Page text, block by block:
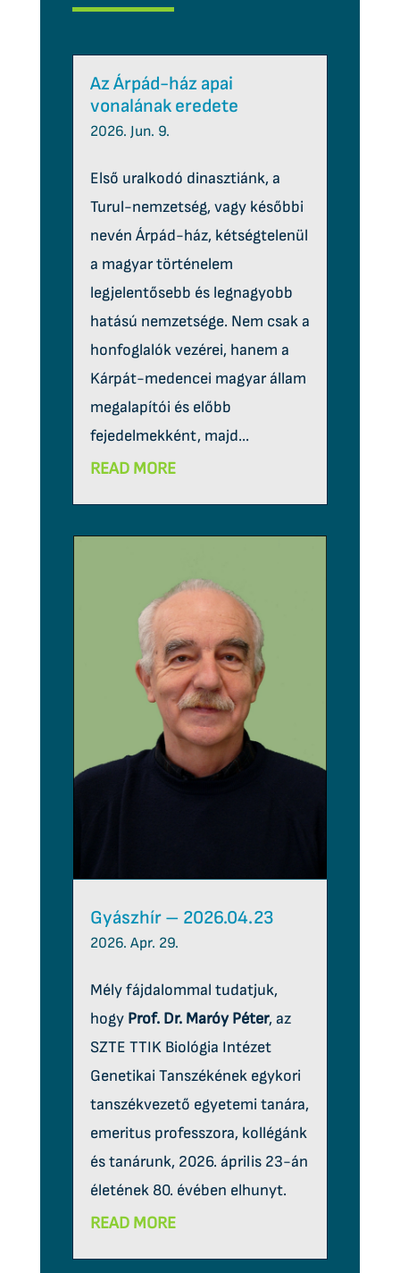
Az Árpád-ház apai
vonalának eredete
2026. Jun. 9.
Első uralkodó dinasztiánk, a
Turul-nemzetség, vagy későbbi
nevén Árpád-ház, kétségtelenül
a magyar történelem
legjelentősebb és legnagyobb
hatású nemzetsége. Nem csak a
honfoglalók vezérei, hanem a
Kárpát-medencei magyar állam
megalapítói és előbb
fejedelmekként, majd...
READ MORE
Gyászhír – 2026.04.23
2026. Apr. 29.
Mély fájdalommal tudatjuk,
hogy Prof. Dr. Maróy Péter, az
SZTE TTIK Biológia Intézet
Genetikai Tanszékének egykori
tanszékvezető egyetemi tanára,
emeritus professzora, kollégánk
és tanárunk, 2026. április 23-án
életének 80. évében elhunyt.
READ MORE